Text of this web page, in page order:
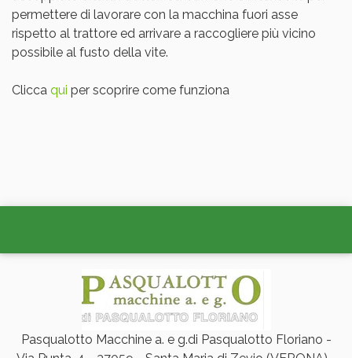
permettere di lavorare con la macchina fuori asse
rispetto al trattore ed arrivare a raccogliere più vicino
possibile al fusto della vite.
Clicca qui per scoprire come funziona
Pasqualotto Macchine a. e g.di Pasqualotto Floriano -